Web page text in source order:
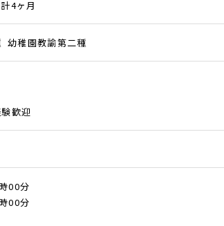
4ヶ月
幼稚園教諭第二種
歓迎
00分
00分